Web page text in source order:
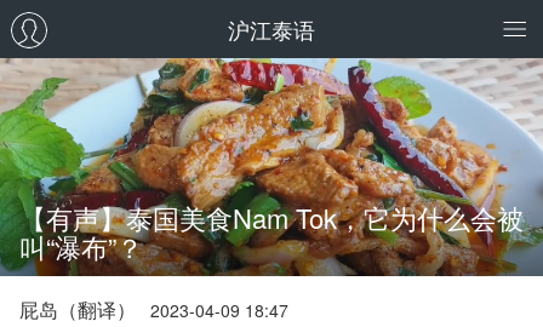
沪江泰语
【有声】泰国美食Nam Tok，它为什么会被
叫“瀑布”？
屁岛（翻译） 2023-04-09 18:47